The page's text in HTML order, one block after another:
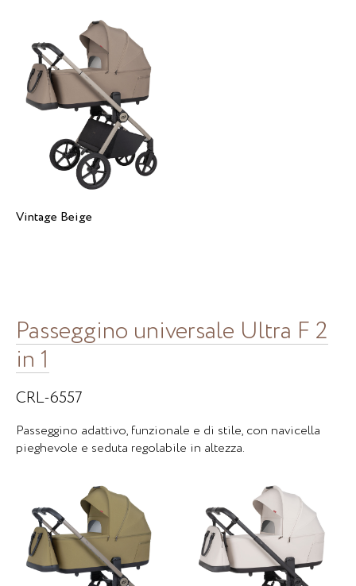
Vintage Beige
Passeggino universale Ultra F 2
in 1
CRL-6557
Passeggino adattivo, funzionale e di stile, con navicella
pieghevole e seduta regolabile in altezza.